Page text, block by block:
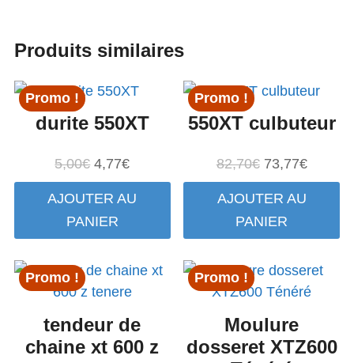
Produits similaires
Promo !
durite 550XT
5,00€ Le
prix
initial
était :
4,77€Le
prix
actuel
AJOUTER AU
PANIER
Promo !
550XT culbuteur
82,70€ Le
prix
initial
était :
73,77€Le
prix
AJOUTER AU
PANIER
Promo !
tendeur de
chaine xt 600 z
Promo !
Moulure
dosseret XTZ600